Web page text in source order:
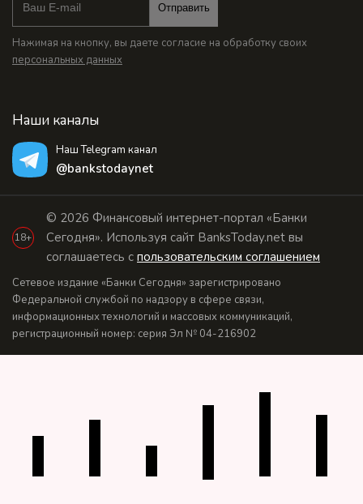
Отправить
Нажимая на кнопку, вы даете согласие на обработку своих
персональных данных
Наши каналы
Наш Telegram канал
@bankstodaynet
18+
© 2026 Финансовый интернет-портал «Банки
Сегодня». Используя сайт BanksToday.net вы
соглашаетесь с пользовательским соглашением
Сетевое издание «Банки Сегодня» зарегистрировано
Федеральной службой по надзору в сфере связи,
информационных технологий и массовых коммуникаций,
регистрационный номер: серия Эл № 04-216902